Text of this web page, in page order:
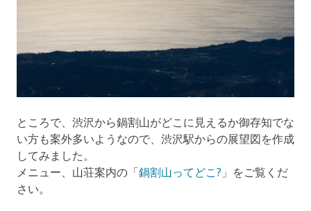
ところで、渋沢から鍋割山がどこに見えるか御存知でな
い方も案外多いようなので、渋沢駅からの展望図を作成
してみました。
メニュー、山荘案内の「鍋割山ってどこ? 」をご覧くだ
さい。